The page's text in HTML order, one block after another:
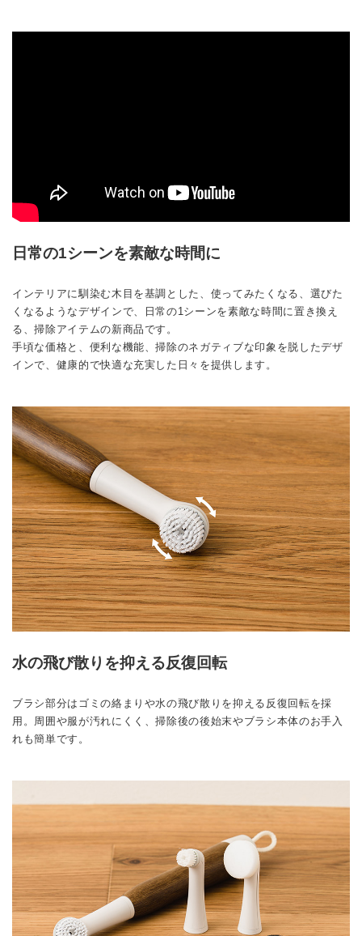
日常の1シーンを素敵な時間に
インテリアに馴染む木目を基調とした、使ってみたくなる、選びた
くなるようなデザインで、日常の1シーンを素敵な時間に置き換え
る、掃除アイテムの新商品です。
手頃な価格と、便利な機能、掃除のネガティブな印象を脱したデザ
インで、健康的で快適な充実した日々を提供します。
水の飛び散りを抑える反復回転
ブラシ部分はゴミの絡まりや水の飛び散りを抑える反復回転を採
用。周囲や服が汚れにくく、掃除後の後始末やブラシ本体のお手入
れも簡単です。